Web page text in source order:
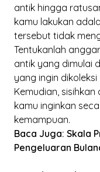
antik hingga
kamu lakukan
tersebut tidak
Tentukanlah
antik yang dimulai
yang ingin
Kemudian,
kamu inginkan
kemampuan.
Baca Juga: Skala
Pengeluaran